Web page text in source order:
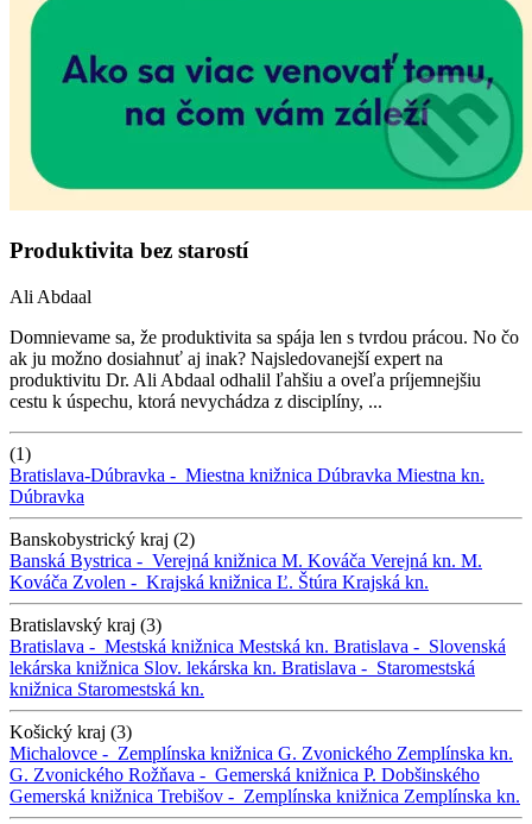
Produktivita bez starostí
Ali Abdaal
Domnievame sa, že produktivita sa spája len s tvrdou prácou. No čo
ak ju možno dosiahnuť aj inak? Najsledovanejší expert na
produktivitu Dr. Ali Abdaal odhalil ľahšiu a oveľa príjemnejšiu
cestu k úspechu, ktorá nevychádza z disciplíny, ...
(1)
Bratislava-Dúbravka - Miestna knižnica Dúbravka Miestna kn.
Dúbravka
Banskobystrický kraj (2)
Banská Bystrica - Verejná knižnica M. Kováča Verejná kn. M.
Kováča Zvolen - Krajská knižnica Ľ. Štúra Krajská kn.
Bratislavský kraj (3)
Bratislava - Mestská knižnica Mestská kn. Bratislava - Slovenská
lekárska knižnica Slov. lekárska kn. Bratislava - Staromestská
knižnica Staromestská kn.
Košický kraj (3)
Michalovce - Zemplínska knižnica G. Zvonického Zemplínska kn.
G. Zvonického Rožňava - Gemerská knižnica P. Dobšinského
Gemerská knižnica Trebišov - Zemplínska knižnica Zemplínska kn.